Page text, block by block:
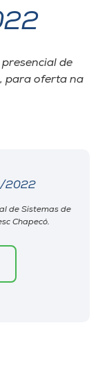
de
para oferta na
2022
de Sistemas de
Chapecó.